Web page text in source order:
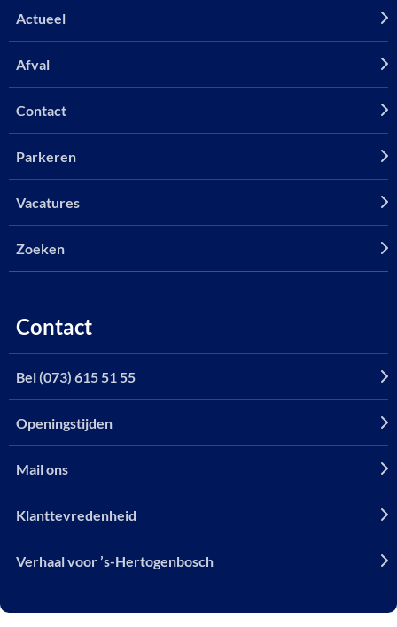
Actueel
Afval
Contact
Parkeren
Vacatures
Zoeken
Contact
Bel (073) 615 51 55
Openingstijden
Mail ons
Klanttevredenheid
Verhaal voor ’s-Hertogenbosch